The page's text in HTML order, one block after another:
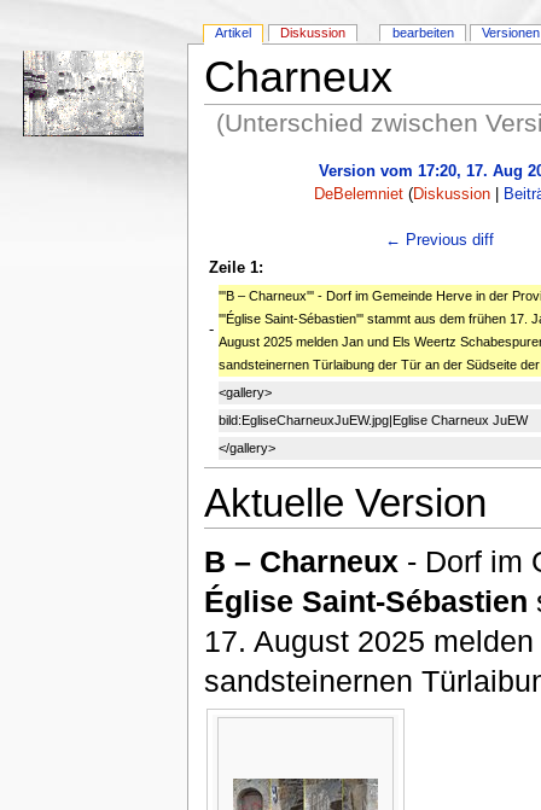
Charneux
(Unterschied zwischen
Version vom 17:20, 17. Aug
DeBelemniet(Diskussion|
← Previous diff
Zeile 1:
-
'''B – Charneux''' - Dorf im Gemeinde Herve in der
'''Église Saint-Sébastien''' stammt aus dem frühen 17.
August 2025 melden Jan und Els Weertz
sandsteinernen Türlaibung der Tür an der Südseite
<gallery>
bild:EgliseCharneuxJuEW.jpg|Eglise Charneux JuEW
</gallery>
Aktuelle Version
B – Charneux- Dorf im
Église Saint-Sébastien
17. August 2025
sandsteinernen
Artikel Diskussion bearbeiten Versionen